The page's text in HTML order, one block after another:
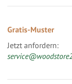
Gratis-Muster
Jetzt anfordern: